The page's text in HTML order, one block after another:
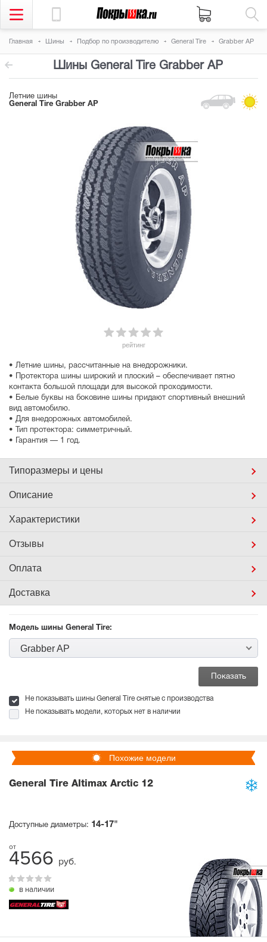
Главная Шины Подбор по производителю General Tire Grabber AP
Шины General Tire Grabber AP
Летние шины
General Tire Grabber AP
рейтинг
• Летние шины, рассчитанные на внедорожники.
• Протектора шины широкий и плоский – обеспечивает пятно
контакта большой площади для высокой проходимости.
• Белые буквы на боковине шины придают спортивный внешний
вид автомобилю.
• Для внедорожных автомобилей.
• Тип протектора: симметричный.
• Гарантия — 1 год.
Типоразмеры и цены
Описание
Характеристики
Отзывы
Оплата
Доставка
Модель шины General Tire:
Grabber AP
Не показывать шины General Tire снятые с производства
Не показывать модели, которых нет в наличии
Похожие модели
General Tire Altimax Arctic 12
Доступные диаметры: 14-17"
4566 руб.
в наличии